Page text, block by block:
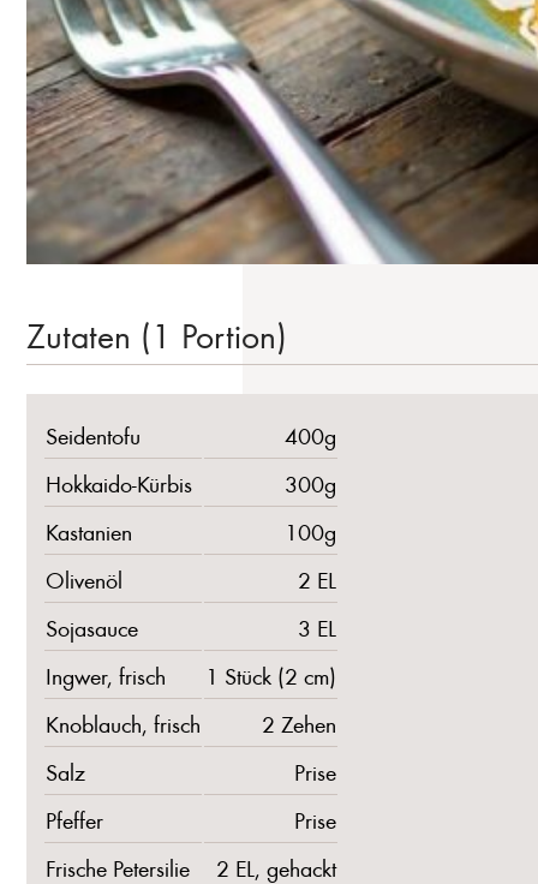
Zutaten (1 Portion)
Seidentofu
400g
Hokkaido-Kürbis
300g
Kastanien
100g
Olivenöl
2 EL
Sojasauce
3 EL
Ingwer, frisch
1 Stück (2 cm)
Knoblauch, frisch
2 Zehen
Salz
Prise
Pfeffer
Prise
Frische Petersilie
2 EL, gehackt